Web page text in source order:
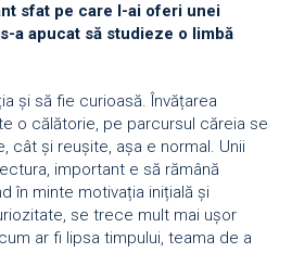
sfat pe care l-ai oferi unei
a apucat să studieze o limbă
și să fie curioasă. Învățarea
o călătorie, pe parcursul căreia se
cât și reușite, așa e normal. Unii
important e să rămână
în minte motivația inițială și
se trece mult mai ușor
ar fi lipsa timpului, teama de a